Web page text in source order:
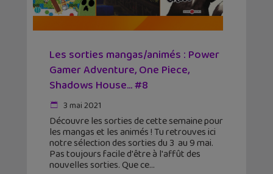
Les sorties mangas/animés : Power
Gamer Adventure, One Piece,
Shadows House… #8
3 mai 2021
Découvre les sorties de cette semaine pour
les mangas et les animés ! Tu retrouves ici
notre sélection des sorties du 3 au 9 mai.
Pas toujours facile d'être à l'affût des
nouvelles sorties. Que ce